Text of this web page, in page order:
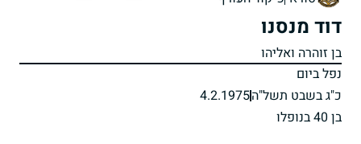
דוד מנסנו
בן זוהרה ואליהו
נפל ביום
כ"ג בשבט תשל"ה4.2.1975
בן 40 בנופלו